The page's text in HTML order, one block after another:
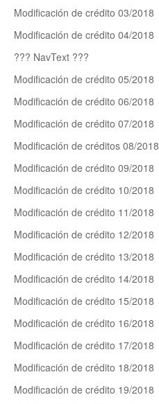
Modificación de crédito 03/2018
Modificación de crédito 04/2018
??? NavText ???
Modificación de crédito 05/2018
Modificación de crédito 06/2018
Modificación de crédito 07/2018
Modificación de créditos 08/2018
Modificación de crédito 09/2018
Modificación de crédito 10/2018
Modificación de crédito 11/2018
Modificación de crédito 12/2018
Modificación de crédito 13/2018
Modificación de crédito 14/2018
Modificación de crédito 15/2018
Modificación de crédito 16/2018
Modificación de crédito 17/2018
Modificación de crédito 18/2018
Modificación de crédito 19/2018